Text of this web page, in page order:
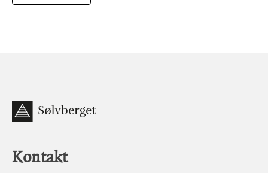
Kontakt